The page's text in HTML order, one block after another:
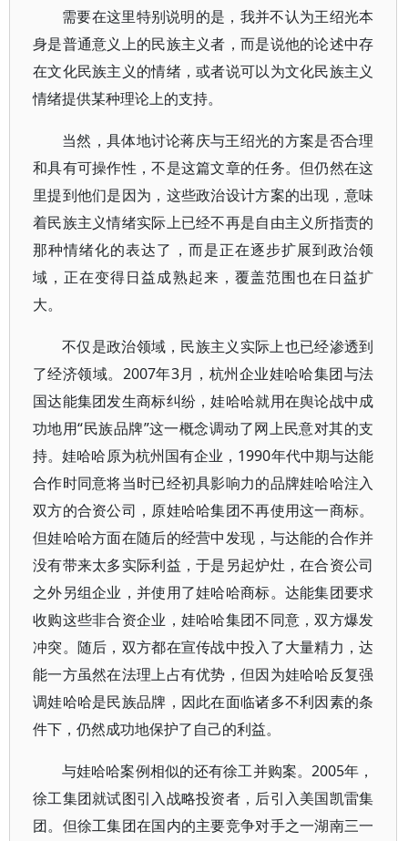
需要在这里特别说明的是，我并不认为王绍光本
身是普通意义上的民族主义者，而是说他的论述中存
在文化民族主义的情绪，或者说可以为文化民族主义
情绪提供某种理论上的支持。
当然，具体地讨论蒋庆与王绍光的方案是否合理
和具有可操作性，不是这篇文章的任务。但仍然在这
里提到他们是因为，这些政治设计方案的出现，意味
着民族主义情绪实际上已经不再是自由主义所指责的
那种情绪化的表达了，而是正在逐步扩展到政治领
域，正在变得日益成熟起来，覆盖范围也在日益扩
大。
不仅是政治领域，民族主义实际上也已经渗透到
了经济领域。2007年3月，杭州企业娃哈哈集团与法
国达能集团发生商标纠纷，娃哈哈就用在舆论战中成
功地用“民族品牌”这一概念调动了网上民意对其的支
持。娃哈哈原为杭州国有企业，1990年代中期与达能
合作时同意将当时已经初具影响力的品牌娃哈哈注入
双方的合资公司，原娃哈哈集团不再使用这一商标。
但娃哈哈方面在随后的经营中发现，与达能的合作并
没有带来太多实际利益，于是另起炉灶，在合资公司
之外另组企业，并使用了娃哈哈商标。达能集团要求
收购这些非合资企业，娃哈哈集团不同意，双方爆发
冲突。随后，双方都在宣传战中投入了大量精力，达
能一方虽然在法理上占有优势，但因为娃哈哈反复强
调娃哈哈是民族品牌，因此在面临诸多不利因素的条
件下，仍然成功地保护了自己的利益。
与娃哈哈案例相似的还有徐工并购案。2005年，
徐工集团就试图引入战略投资者，后引入美国凯雷集
团。但徐工集团在国内的主要竞争对手之一湖南三一